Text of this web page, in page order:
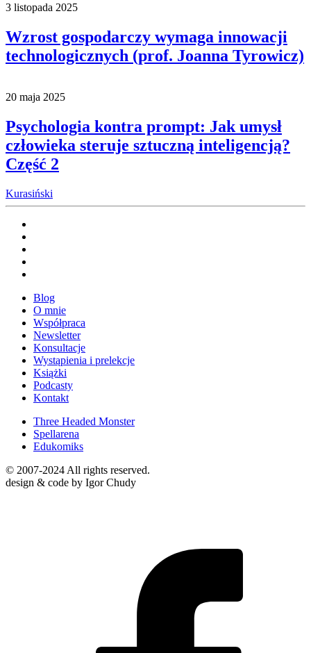
3 listopada 2025
Wzrost gospodarczy wymaga innowacji
technologicznych (prof. Joanna Tyrowicz)
20 maja 2025
Psychologia kontra prompt: Jak umysł
człowieka steruje sztuczną inteligencją?
Część 2
Kurasiński
Blog
O mnie
Współpraca
Newsletter
Konsultacje
Wystąpienia i prelekcje
Książki
Podcasty
Kontakt
Three Headed Monster
Spellarena
Edukomiks
© 2007-2024 All rights reserved.
design & code by Igor Chudy